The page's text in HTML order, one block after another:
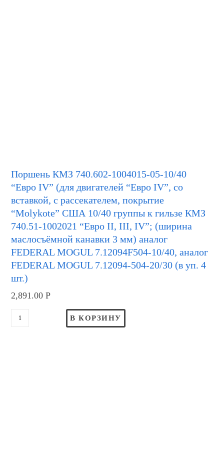
Поршень КМЗ 740.602-1004015-05-10/40
“Евро IV” (для двигателей “Евро IV”, со
вставкой, с рассекателем, покрытие
“Molykote” США 10/40 группы к гильзе КМЗ
740.51-1002021 “Евро II, III, IV”; (ширина
маслосъёмной канавки 3 мм) аналог
FEDERAL MOGUL 7.12094F504-10/40, аналог
FEDERAL MOGUL 7.12094-504-20/30 (в уп. 4
шт.)
2,891.00Р
В КОРЗИНУ